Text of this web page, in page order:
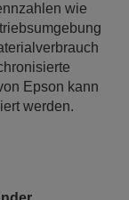
wie
Epson kann
werden.